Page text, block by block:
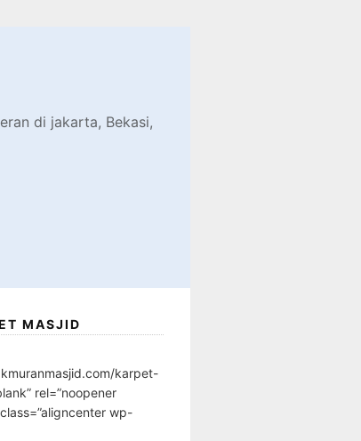
di jakarta, Bekasi,
MASJID
karpet-
rel=”noopener
wp-